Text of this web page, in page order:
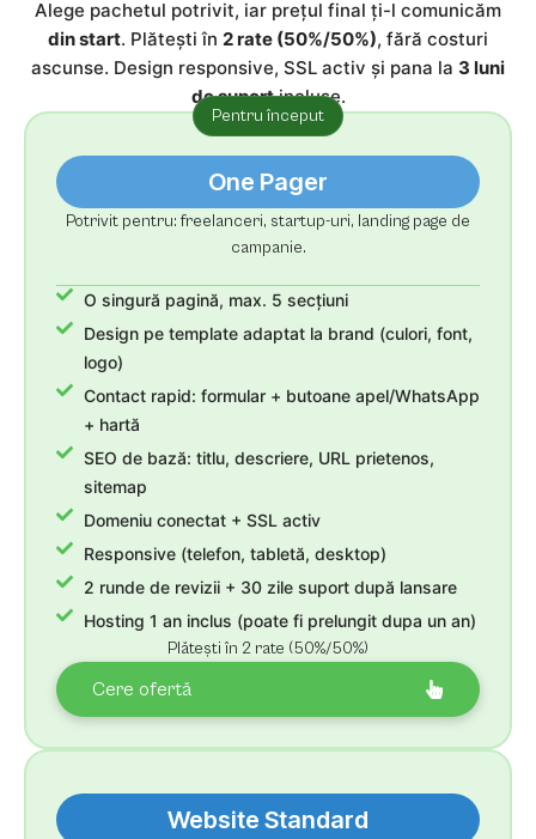
Alege pachetul potrivit, iar prețul final ți-l comunicăm
din start. Plătești în 2 rate (50%/50%), fără costuri
ascunse. Design responsive, SSL activ și pana la 3 luni
de suportincluse.
One Pager
Potrivit pentru: freelanceri, startup-uri, landing page de
campanie.
Pentru început
O singură pagină, max. 5 secțiuni
Design pe template adaptat la brand (culori, font,
logo)
Contact rapid: formular + butoane apel/WhatsApp
+ hartă
SEO de bază: titlu, descriere, URL prietenos,
sitemap
Domeniu conectat + SSL activ
Responsive (telefon, tabletă, desktop)
2 runde de revizii + 30 zile suport după lansare
Hosting 1 an inclus (poate fi prelungit dupa un an)
Plătești în 2 rate (50%/50%)
Cere ofertă
Website Standard